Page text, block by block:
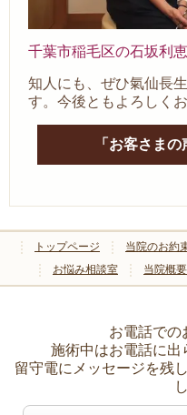
千葉市稲毛区の石坂利
知人にも、ぜひ氣仙長
す。今後ともよろしく
「お客さま
トップページ 当院のお約
お悩み相談室
当院概
お電話での
施術中はお電話に出
留守電にメッセージを残